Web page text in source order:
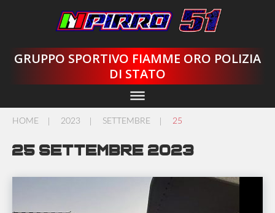
GRUPPO SPORTIVO FIAMME ORO POLIZIA
DI STATO
dehaze
HOME
/
2023
/
SETTEMBRE
/
25
25 Settembre 2023